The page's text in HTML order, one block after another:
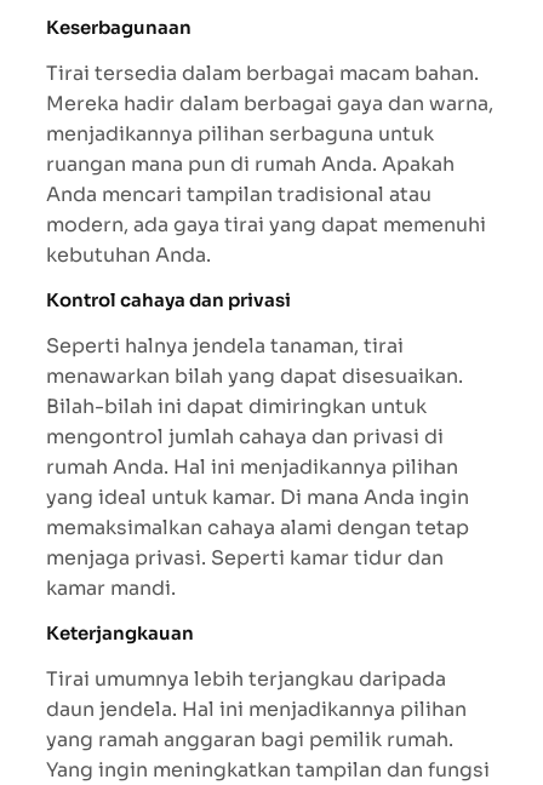
Keserbagunaan
Tirai tersedia dalam berbagai macam bahan.
Mereka hadir dalam berbagai gaya dan warna,
menjadikannya pilihan serbaguna untuk
ruangan mana pun di rumah Anda. Apakah
Anda mencari tampilan tradisional atau
modern, ada gaya tirai yang dapat memenuhi
kebutuhan Anda.
Kontrol cahaya dan privasi
Seperti halnya jendela tanaman, tirai
menawarkan bilah yang dapat disesuaikan.
Bilah-bilah ini dapat dimiringkan untuk
mengontrol jumlah cahaya dan privasi di
rumah Anda. Hal ini menjadikannya pilihan
yang ideal untuk kamar. Di mana Anda ingin
memaksimalkan cahaya alami dengan tetap
menjaga privasi. Seperti kamar tidur dan
kamar mandi.
Keterjangkauan
Tirai umumnya lebih terjangkau daripada
daun jendela. Hal ini menjadikannya pilihan
yang ramah anggaran bagi pemilik rumah.
Yang ingin meningkatkan tampilan dan fungsi